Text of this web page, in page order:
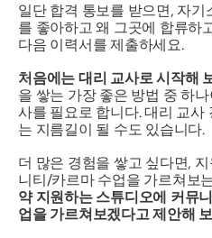
일단 합격 통보를 받으면, 자
를 좋아하고 왜 그곳에 합류하
다음 이력서를 제출하세요.
처음에는 대리 교사로 시작해
을 쌓는 가장 좋은 방법 중 하
사를 필요로 합니다. 대리 교사
는 지름길이 될 수도 있습니다.
더 많은 경험을 쌓고 싶다면,
니티/카르마 수업을 가르쳐보
약 지원하는 스튜디오에 커뮤
업을 가르쳐보겠다고 제안해